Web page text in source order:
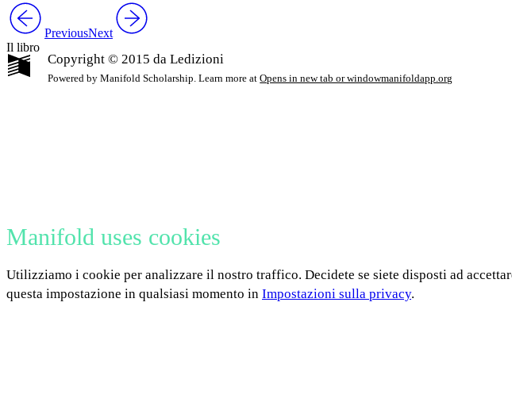
PreviousNext
Il libro
Copyright © 2015 da Ledizioni
Powered by Manifold Scholarship. Learn more at Opens in new tab or windowmanifoldapp.org
Manifold uses cookies
Utilizziamo i cookie per analizzare il nostro traffico. Decidete se siete disposti ad
questa impostazione in qualsiasi momento in Impostazioni sulla privacy.